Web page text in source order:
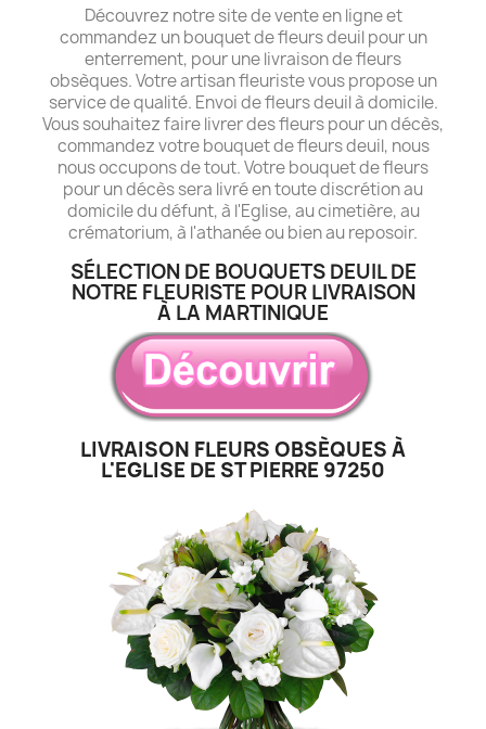
Découvrez notre site de vente en ligne et
commandez un bouquet de fleurs deuil pour un
enterrement, pour une livraison de fleurs
obsèques. Votre artisan fleuriste vous propose un
service de qualité. Envoi de fleurs deuil à domicile.
Vous souhaitez faire livrer des fleurs pour un décès,
commandez votre bouquet de fleurs deuil, nous
nous occupons de tout. Votre bouquet de fleurs
pour un décès sera livré en toute discrétion au
domicile du défunt, à l'Eglise, au cimetière, au
crématorium, à l'athanée ou bien au reposoir.
SÉLECTION DE BOUQUETS DEUIL DE
NOTRE FLEURISTE POUR LIVRAISON
À LA MARTINIQUE
LIVRAISON FLEURS OBSÈQUES À
L'EGLISE DE ST PIERRE 97250